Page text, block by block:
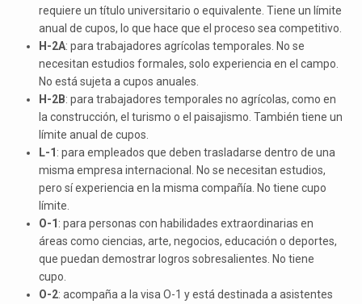
requiere un título universitario o equivalente. Tiene un límite
anual de cupos, lo que hace que el proceso sea competitivo.
H-2A: para trabajadores agrícolas temporales. No se
necesitan estudios formales, solo experiencia en el campo.
No está sujeta a cupos anuales.
H-2B: para trabajadores temporales no agrícolas, como en
la construcción, el turismo o el paisajismo. También tiene un
límite anual de cupos.
L-1: para empleados que deben trasladarse dentro de una
misma empresa internacional. No se necesitan estudios,
pero sí experiencia en la misma compañía. No tiene cupo
límite.
O-1: para personas con habilidades extraordinarias en
áreas como ciencias, arte, negocios, educación o deportes,
que puedan demostrar logros sobresalientes. No tiene
cupo.
O-2: acompaña a la visa O-1 y está destinada a asistentes